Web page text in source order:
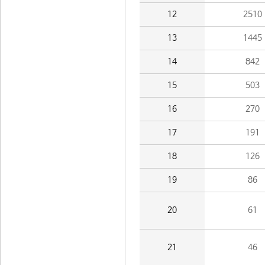
12 2510
13 1445
14 842
15 503
16 270
17 191
18 126
19 86
20 61
21 46